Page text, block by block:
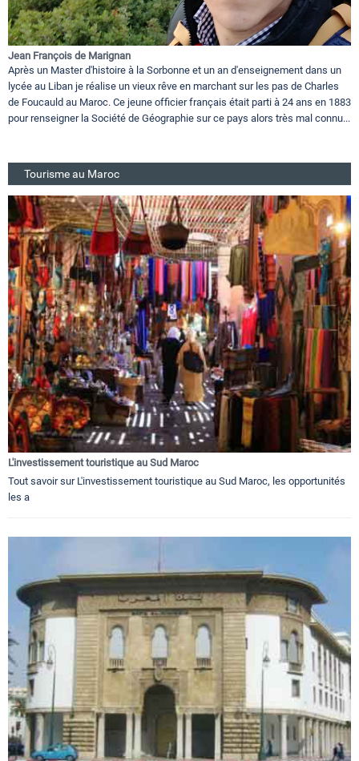
Jean François de Marignan
Après un Master d'histoire à la Sorbonne et un an d'enseignement dans un
lycée au Liban je réalise un vieux rêve en marchant sur les pas de Charles
de Foucauld au Maroc. Ce jeune officier français était parti à 24 ans en 1883
pour renseigner la Société de Géographie sur ce pays alors très mal connu...
Tourisme au Maroc
L'investissement touristique au Sud Maroc
Tout savoir sur L'investissement touristique au Sud Maroc, les opportunités
les a